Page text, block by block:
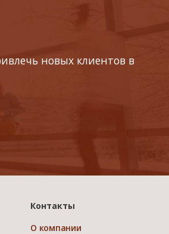
новых клиентов в
Контакты
О компании